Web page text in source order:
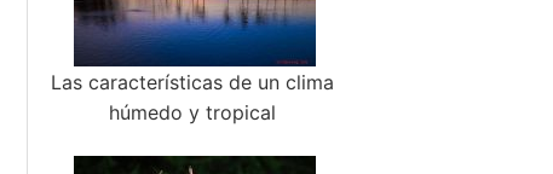
Las características de un clima
húmedo y tropical